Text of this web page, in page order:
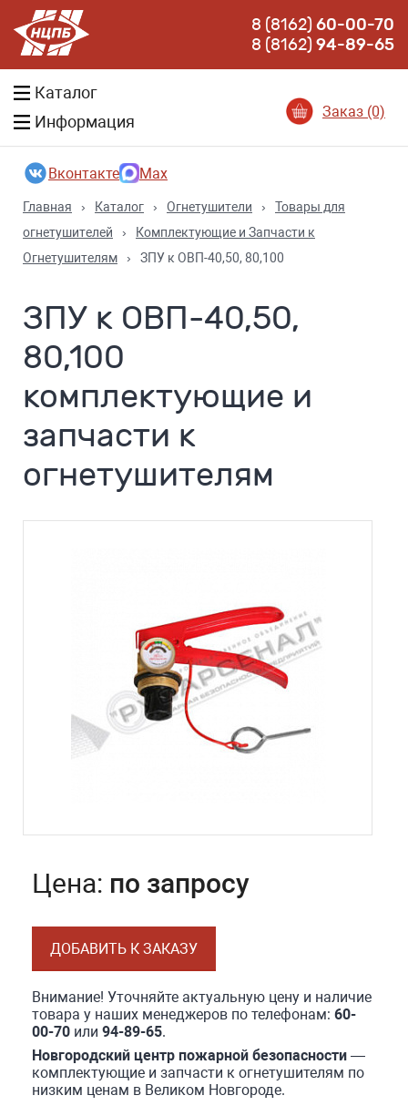
8 (8162)60-00-70
8 (8162)94-89-65
Каталог
Информация
Заказ (0)
Вконтакте Max
Главная › Каталог › Огнетушители ›
Товары для
огнетушителей
›
Комплектующие и Запчасти к
Огнетушителям
› ЗПУ к ОВП-40,50, 80,100
ЗПУ к ОВП-40,50,
80,100
комплектующие и
запчасти к
огнетушителям
Цена: по запросу
ДОБАВИТЬ К ЗАКАЗУ
Внимание! Уточняйте актуальную цену и наличие
товара у наших менеджеров по телефонам: 60-
00-70 или 94-89-65.
Новгородский центр пожарной безопасности —
комплектующие и запчасти к огнетушителям по
низким ценам в Великом Новгороде.